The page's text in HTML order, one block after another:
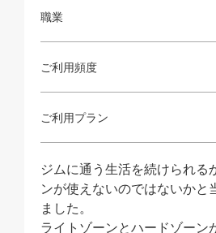
職業
ご利用頻度
ご利用プラン
ジムに通う生活を続けられる
ンが使えないのではないかと
ました。
ライトゾーンとハードゾーン